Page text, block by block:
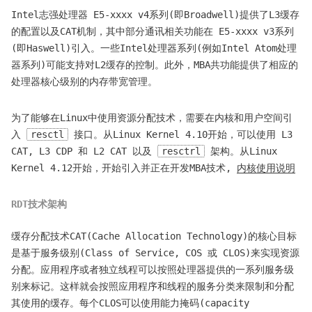
Intel志强处理器 E5-xxxx v4系列(即Broadwell)提供了L3缓存
的配置以及CAT机制，其中部分通讯相关功能在 E5-xxxx v3系列
(即Haswell)引入。一些Intel处理器系列(例如Intel Atom处理
器系列)可能支持对L2缓存的控制。此外，MBA共功能提供了相应的
处理器核心级别的内存带宽管理。
为了能够在Linux中使用资源分配技术，需要在内核和用户空间引
入
resctl
接口。从Linux Kernel 4.10开始，可以使用 L3
CAT, L3 CDP 和 L2 CAT 以及
resctrl
架构。从Linux
Kernel 4.12开始，开始引入并正在开发MBA技术, 内核使用说明
RDT技术架构
缓存分配技术CAT(Cache Allocation Technology)的核心目标
是基于服务级别(Class of Service, COS 或 CLOS)来实现资源
分配。应用程序或者独立线程可以按照处理器提供的一系列服务级
别来标记。这样就会按照应用程序和线程的服务分类来限制和分配
其使用的缓存。每个CLOS可以使用能力掩码(capacity